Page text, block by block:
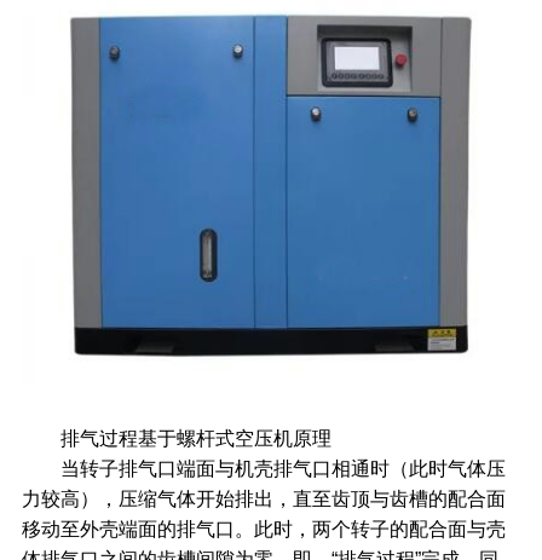
排气过程基于螺杆式空压机原理
当转子排气口端面与机壳排气口相通时（此时气体压
力较高），压缩气体开始排出，直至齿顶与齿槽的配合面
移动至外壳端面的排气口。此时，两个转子的配合面与壳